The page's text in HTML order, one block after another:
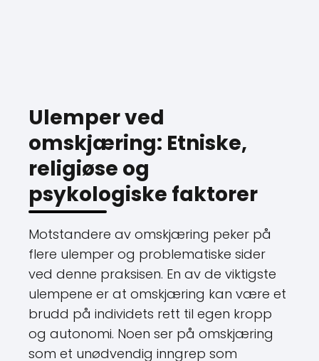
Ulemper ved
omskjæring: Etniske,
religiøse og
psykologiske faktorer
Motstandere av omskjæring peker på
flere ulemper og problematiske sider
ved denne praksisen. En av de viktigste
ulempene er at omskjæring kan være et
brudd på individets rett til egen kropp
og autonomi. Noen ser på omskjæring
som et unødvendig inngrep som